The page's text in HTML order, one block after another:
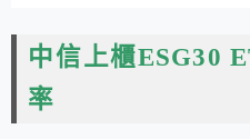
中信上櫃ESG30
率